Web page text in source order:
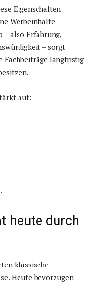
Eigenschaften
Werbeinhalte.
– also Erfahrung,
– sorgt
Fachbeiträge langfristig
auf:
heute durch
klassische
Heute bevorzugen